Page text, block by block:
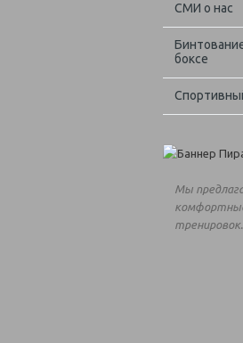
СМИ о нас
боксе
Мы
тренировок.